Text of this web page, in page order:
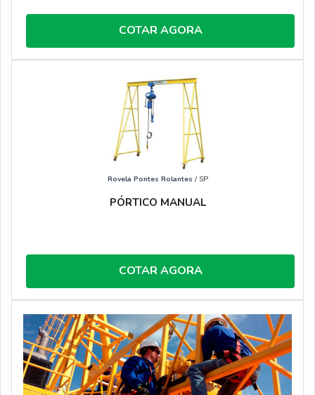
COTAR AGORA
Rovela Pontes Rolantes / SP
PÓRTICO MANUAL
COTAR AGORA